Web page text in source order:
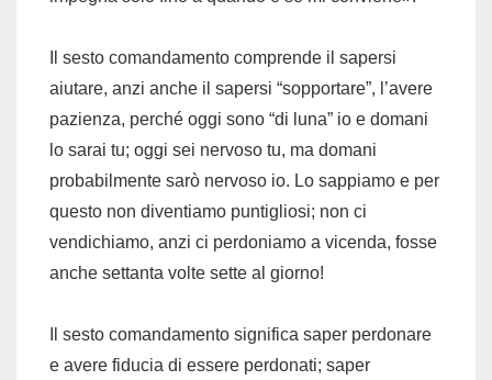
Il sesto comandamento comprende il sapersi
aiutare, anzi anche il sapersi “sopportare”, l’avere
pazienza, perché oggi sono “di luna” io e domani
lo sarai tu; oggi sei nervoso tu, ma domani
probabilmente sarò nervoso io. Lo sappiamo e per
questo non diventiamo puntigliosi; non ci
vendichiamo, anzi ci perdoniamo a vicenda, fosse
anche settanta volte sette al giorno!
Il sesto comandamento significa saper perdonare
e avere fiducia di essere perdonati; saper